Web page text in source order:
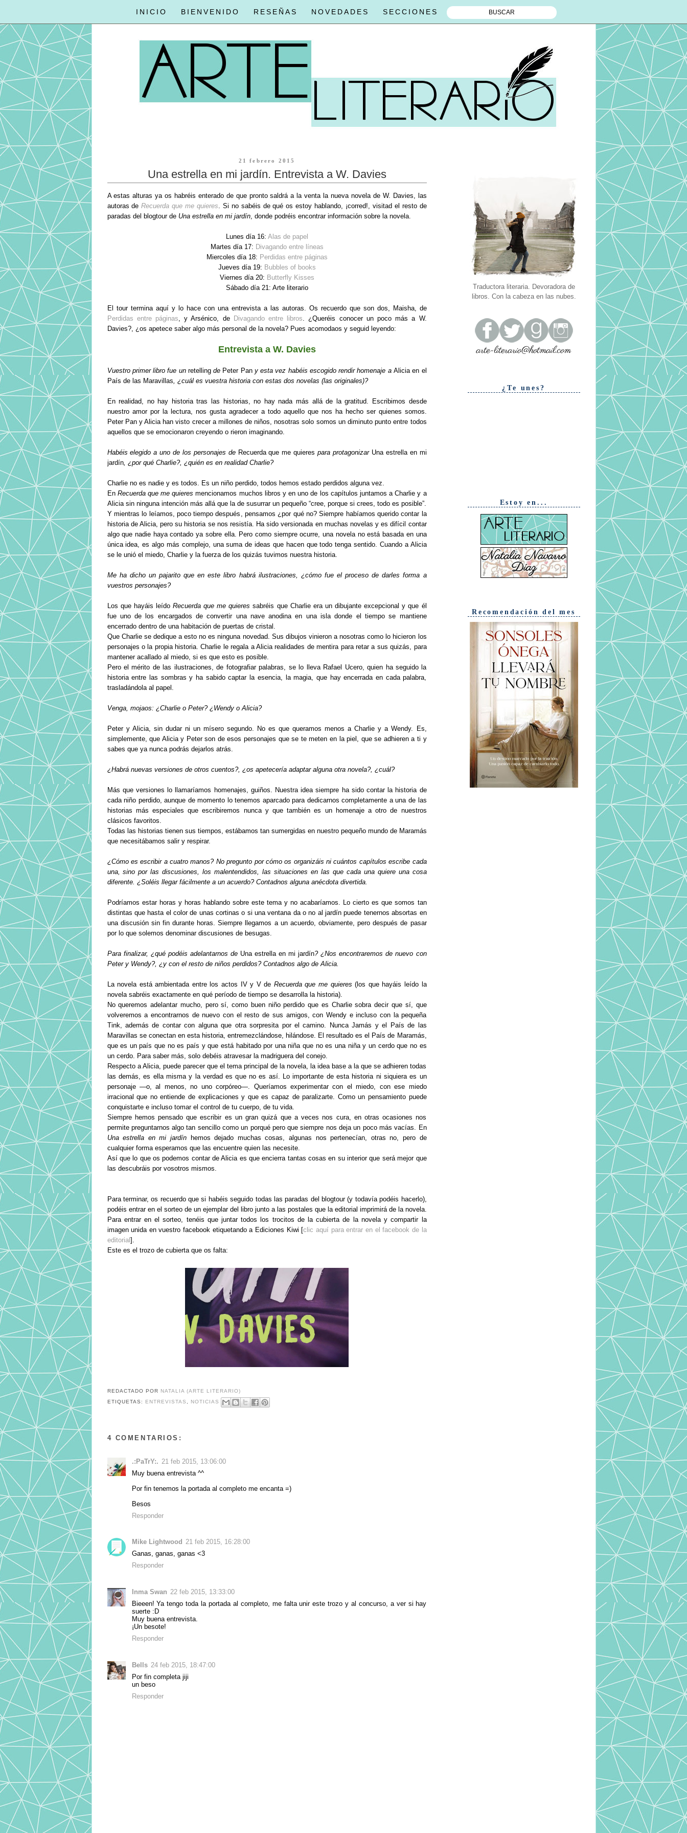
INICIO BIENVENIDO RESEÑAS NOVEDADES SECCIONES
21 febrero 2015
Una estrella en mi jardín. Entrevista a W. Davies
A estas alturas ya os habréis enterado de que pronto saldrá a la venta la nueva novela de W. Davies, las
autoras deRecuerda que me quieres . Si no sabéis de qué os estoy hablando, ¡corred!, visitad el resto de
paradas del blogtour de Una estrella en mi jardín, donde podréis encontrar información sobre la novela.
Lunes día 16: Alas de papel
Martes día 17: Divagando entre líneas
Miercoles día 18: Perdidas entre páginas
Jueves día 19: Bubbles of books
Viernes día 20: Butterfly Kisses
Sábado día 21: Arte literario
El tour termina aquí y lo hace con una entrevista a las autoras. Os recuerdo que son dos, Maisha, de
Perdidas entre páginas , y Arsénico, de Divagando entre libros . ¿Queréis conocer un poco más a W.
Davies?, ¿os apetece saber algo más personal de la novela? Pues acomodaos y seguid leyendo:
Entrevista a W. Davies
Vuestro primer libro fue un retellingde Peter Pany esta vez habéis escogido rendir homenaje a Alicia en el
País de las Maravillas , ¿cuál es vuestra historia con estas dos novelas (las originales)?
En realidad, no hay historia tras las historias, no hay nada más allá de la gratitud. Escribimos desde
nuestro amor por la lectura, nos gusta agradecer a todo aquello que nos ha hecho ser quienes somos.
Peter Pan y Alicia han visto crecer a millones de niños, nosotras solo somos un diminuto punto entre todos
aquellos que se emocionaron creyendo o rieron imaginando.
Habéis elegido a uno de los personajes de Recuerda que me quieres para protagonizar Una estrella en mi
jardín, ¿por qué Charlie?, ¿quién es en realidad Charlie?
Charlie no es nadie y es todos. Es un niño perdido, todos hemos estado perdidos alguna vez.
En Recuerda que me quieres mencionamos muchos libros y en uno de los capítulos juntamos a Charlie y a
Alicia sin ninguna intención más allá que la de susurrar un pequeño “cree, porque si crees, todo es posible”.
Y mientras lo leíamos, poco tiempo después, pensamos ¿por qué no? Siempre habíamos querido contar la
historia de Alicia, pero su historia se nos resistía. Ha sido versionada en muchas novelas y es difícil contar
algo que nadie haya contado ya sobre ella. Pero como siempre ocurre, una novela no está basada en una
única idea, es algo más complejo, una suma de ideas que hacen que todo tenga sentido. Cuando a Alicia
se le unió el miedo, Charlie y la fuerza de los quizás tuvimos nuestra historia.
Me ha dicho un pajarito que en este libro habrá ilustraciones, ¿cómo fue el proceso de darles forma a
vuestros personajes?
Los que hayáis leídoRecuerda que me quieres sabréis que Charlie era un dibujante excepcional y que él
fue uno de los encargados de convertir una nave anodina en una isla donde el tiempo se mantiene
encerrado dentro de una habitación de puertas de cristal.
Que Charlie se dedique a esto no es ninguna novedad. Sus dibujos vinieron a nosotras como lo hicieron los
personajes o la propia historia. Charlie le regala a Alicia realidades de mentira para retar a sus quizás, para
mantener acallado al miedo, si es que esto es posible.
Pero el mérito de las ilustraciones, de fotografiar palabras, se lo lleva Rafael Ucero, quien ha seguido la
historia entre las sombras y ha sabido captar la esencia, la magia, que hay encerrada en cada palabra,
trasladándola al papel.
Venga, mojaos: ¿Charlie o Peter? ¿Wendy o Alicia?
Peter y Alicia, sin dudar ni un mísero segundo. No es que queramos menos a Charlie y a Wendy. Es,
simplemente, que Alicia y Peter son de esos personajes que se te meten en la piel, que se adhieren a ti y
sabes que ya nunca podrás dejarlos atrás.
¿Habrá nuevas versiones de otros cuentos?, ¿os apetecería adaptar alguna otra novela?, ¿cuál?
Más que versiones lo llamaríamos homenajes, guiños. Nuestra idea siempre ha sido contar la historia de
cada niño perdido, aunque de momento lo tenemos aparcado para dedicarnos completamente a una de las
historias más especiales que escribiremos nunca y que también es un homenaje a otro de nuestros
clásicos favoritos.
Todas las historias tienen sus tiempos, estábamos tan sumergidas en nuestro pequeño mundo de Maramás
que necesitábamos salir y respirar.
¿Cómo es escribir a cuatro manos? No pregunto por cómo os organizáis ni cuántos capítulos escribe cada
una, sino por las discusiones, los malentendidos, las situaciones en las que cada una quiere una cosa
diferente. ¿Soléis llegar fácilmente a un acuerdo? Contadnos alguna anécdota divertida.
Podríamos estar horas y horas hablando sobre este tema y no acabaríamos. Lo cierto es que somos tan
distintas que hasta el color de unas cortinas o si una ventana da o no al jardín puede tenernos absortas en
una discusión sin fin durante horas. Siempre llegamos a un acuerdo, obviamente, pero después de pasar
por lo que solemos denominar discusiones de besugas.
Para finalizar, ¿qué podéis adelantarnos de Una estrella en mi jardín? ¿Nos encontraremos de nuevo con
Peter y Wendy?, ¿y con el resto de niños perdidos? Contadnos algo de Alicia.
La novela está ambientada entre los actos IV y V de Recuerda que me quieres (los que hayáis leído la
novela sabréis exactamente en qué período de tiempo se desarrolla la historia).
No queremos adelantar mucho, pero sí, como buen niño perdido que es Charlie sobra decir que sí, que
volveremos a encontrarnos de nuevo con el resto de sus amigos, con Wendy e incluso con la pequeña
Tink, además de contar con alguna que otra sorpresita por el camino. Nunca Jamás y el País de las
Maravillas se conectan en esta historia, entremezclándose, hilándose. El resultado es el País de Maramás,
que es un país que no es país y que está habitado por una niña que no es una niña y un cerdo que no es
un cerdo. Para saber más, solo debéis atravesar la madriguera del conejo.
Respecto a Alicia, puede parecer que el tema principal de la novela, la idea base a la que se adhieren todas
las demás, es ella misma y la verdad es que no es así. Lo importante de esta historia ni siquiera es un
personaje —o, al menos, no uno corpóreo—. Queríamos experimentar con el miedo, con ese miedo
irracional que no entiende de explicaciones y que es capaz de paralizarte. Como un pensamiento puede
conquistarte e incluso tomar el control de tu cuerpo, de tu vida.
Siempre hemos pensado que escribir es un gran quizá que a veces nos cura, en otras ocasiones nos
permite preguntarnos algo tan sencillo como un porqué pero que siempre nos deja un poco más vacías. En
Una estrella en mi jardínhemos dejado muchas cosas, algunas nos pertenecían, otras no, pero de
cualquier forma esperamos que las encuentre quien las necesite.
Así que lo que os podemos contar de Alicia es que encierra tantas cosas en su interior que será mejor que
las descubráis por vosotros mismos.
Para terminar, os recuerdo que si habéis seguido todas las paradas del blogtour (y todavía podéis hacerlo),
podéis entrar en el sorteo de un ejemplar del libro junto a las postales que la editorial imprimirá de la novela.
Para entrar en el sorteo, tenéis que juntar todos los trocitos de la cubierta de la novela y compartir la
imagen unida en vuestro facebook etiquetando a Ediciones Kiwi [clic aquí para entrar en el facebook de la
editorial ].
Este es el trozo de cubierta que os falta:
REDACTADO POR NATALIA (ARTE LITERARIO)
ETIQUETAS:
ENTREVISTAS NOTICIAS
4 COMENTARIOS:
.:PaTrY:. 21 feb 2015, 13:06:00
Muy buena entrevista ^^
Por fin tenemos la portada al completo me encanta =)
Besos
Responder
Mike Lightwood 21 feb 2015, 16:28:00
Ganas, ganas, ganas <3
Responder
Inma Swan 22 feb 2015, 13:33:00
Bieeen! Ya tengo toda la portada al completo, me falta unir este trozo y al concurso, a ver si hay
suerte :D
Muy buena entrevista.
¡Un besote!
Responder
Bells 24 feb 2015, 18:47:00
Por fin completa jiji
un beso
Responder
Traductora literaria. Devoradora de
libros. Con la cabeza en las nubes.
¿Te unes?
Estoy en...
Recomendación del mes